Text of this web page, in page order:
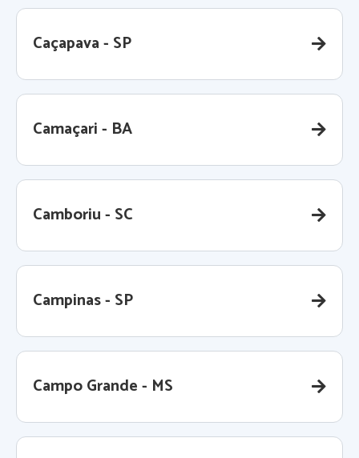
Caçapava - SP
Camaçari - BA
Camboriu - SC
Campinas - SP
Campo Grande - MS